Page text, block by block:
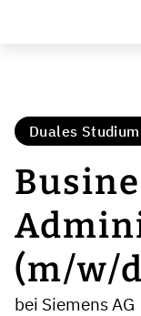
Duales Studium
(m/w/
bei Siemens AG